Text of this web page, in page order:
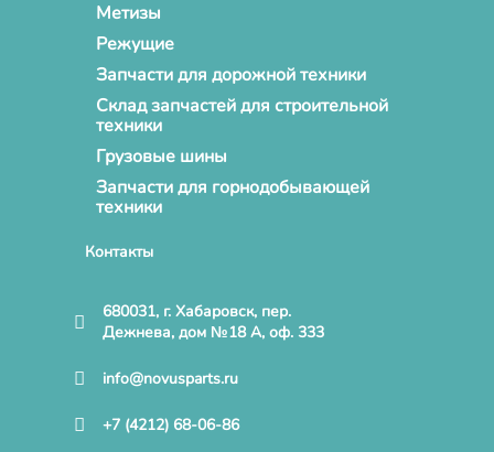
Метизы
Режущие
Запчасти для дорожной техники
Склад запчастей для строительной
техники
Грузовые шины
Запчасти для горнодобывающей
техники
Контакты
680031, г. Хабаровск, пер.
Дежнева, дом №18 А, оф. 333
info@novusparts.ru
+7 (4212) 68-06-86